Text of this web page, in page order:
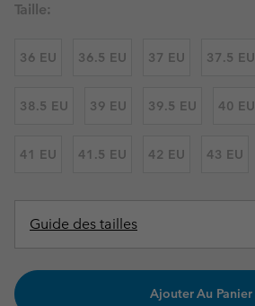
Taille:
36 EU 36.5 EU 37 EU 37.5 EU
38.5 EU 39 EU 39.5 EU 40 EU
41 EU 41.5 EU 42 EU 43 EU
Guide des tailles
Ajouter Au Panier